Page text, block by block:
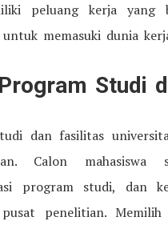
peluang kerja yang
memasuki dunia
Studi
dan fasilitas
Calon mahasiswa
program studi, dan
penelitian.